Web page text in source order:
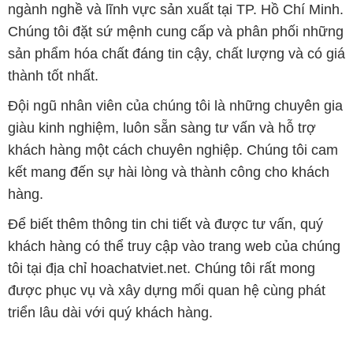
ngành nghề và lĩnh vực sản xuất tại TP. Hồ Chí Minh.
Chúng tôi đặt sứ mệnh cung cấp và phân phối những
sản phẩm hóa chất đáng tin cậy, chất lượng và có giá
thành tốt nhất.
Đội ngũ nhân viên của chúng tôi là những chuyên gia
giàu kinh nghiệm, luôn sẵn sàng tư vấn và hỗ trợ
khách hàng một cách chuyên nghiệp. Chúng tôi cam
kết mang đến sự hài lòng và thành công cho khách
hàng.
Để biết thêm thông tin chi tiết và được tư vấn, quý
khách hàng có thể truy cập vào trang web của chúng
tôi tại địa chỉ hoachatviet.net. Chúng tôi rất mong
được phục vụ và xây dựng mối quan hệ cùng phát
triển lâu dài với quý khách hàng.